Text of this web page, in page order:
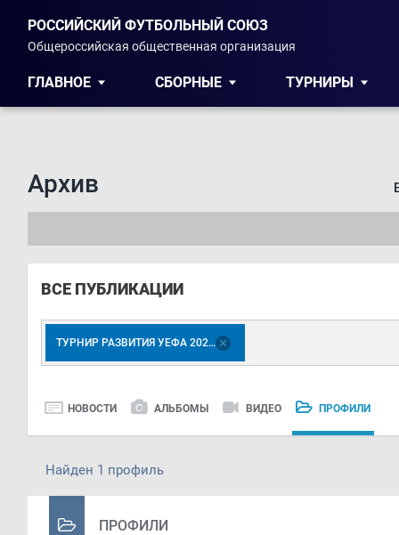
РОССИЙСКИЙ ФУТБОЛЬНЫЙ СОЮЗ
Общероссийская общественная организация
ГЛАВНОЕ СБОРНЫЕ ТУРНИРЫ
Архив
ВСЕ ПУБЛИКАЦИИ
ТУРНИР РАЗВИТИЯ УЕФА 2023. ЮНОШИ 2007 Г.Р.
НОВОСТИ АЛЬБОМЫ ВИДЕО ПРОФИЛИ
Найден 1 профиль
ПРОФИЛИ